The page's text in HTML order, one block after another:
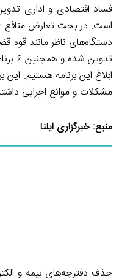
فساد اقتصادی و اداری
ابلاغ این برنامه هستیم. این
مشکلات و موانع اجرایی
منبع: خبرگزاری ایلنا
حذف دفترچه‌های بیمه و